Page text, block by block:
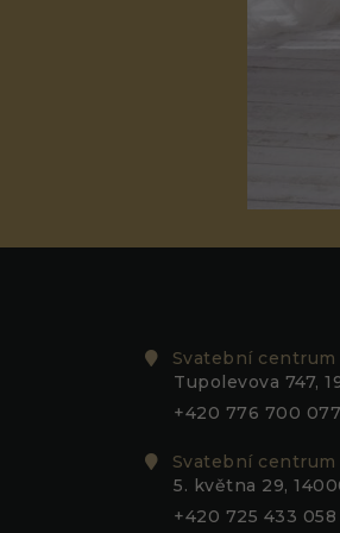
Svatební
Tupolevova 747,
+420 776 700 077
Svatební centrum
5. května 29,
+420 725 433 058